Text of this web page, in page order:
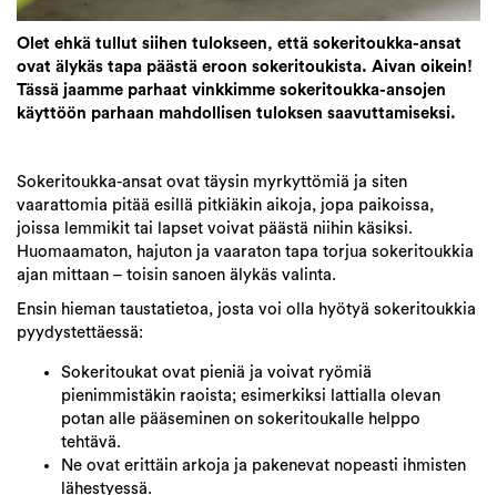
Olet ehkä tullut siihen tulokseen, että sokeritoukka-ansat
ovat älykäs tapa päästä eroon sokeritoukista. Aivan oikein!
Tässä jaamme parhaat vinkkimme sokeritoukka-ansojen
käyttöön parhaan mahdollisen tuloksen saavuttamiseksi.
Sokeritoukka-ansat ovat täysin myrkyttömiä ja siten
vaarattomia pitää esillä pitkiäkin aikoja, jopa paikoissa,
joissa lemmikit tai lapset voivat päästä niihin käsiksi.
Huomaamaton, hajuton ja vaaraton tapa torjua sokeritoukkia
ajan mittaan – toisin sanoen älykäs valinta.
Ensin hieman taustatietoa, josta voi olla hyötyä sokeritoukkia
pyydystettäessä:
Sokeritoukat ovat pieniä ja voivat ryömiä
pienimmistäkin raoista; esimerkiksi lattialla olevan
potan alle pääseminen on sokeritoukalle helppo
tehtävä.
Ne ovat erittäin arkoja ja pakenevat nopeasti ihmisten
lähestyessä.